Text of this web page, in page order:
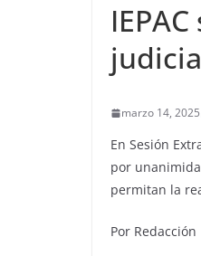
marzo 14, 2025
En Sesión
por
permitan la
Por Redacción